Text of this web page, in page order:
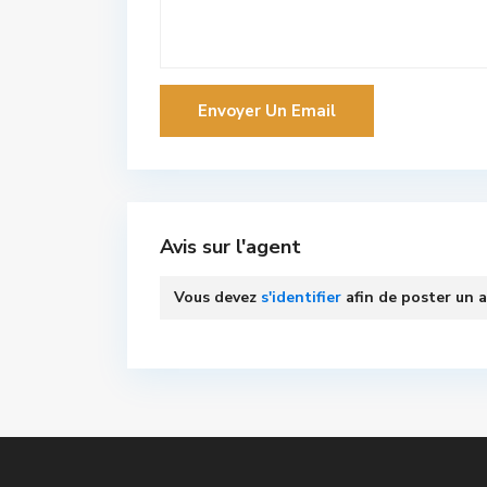
Avis sur l'agent
Vous devez s'identifier afin de poster un